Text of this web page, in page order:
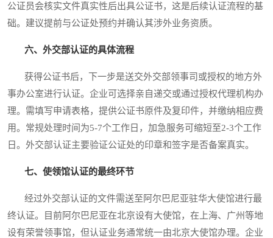
公证员会核实文件真实性后出具公证书，这是后续认证流程的基
础。建议提前与公证处预约并确认其涉外业务资质。
六、外交部认证的具体流程
获得公证书后，下一步是送交外交部领事司或授权的地方外
事办公室进行认证。企业可选择亲自递交或通过授权代理机构办
理。需填写申请表格，提供公证书原件及复印件，并缴纳相应费
用。常规处理时间为5-7个工作日，加急服务可缩短至2-3个工作
日。外交部认证主要验证公证处的印章和签字是否备案真实。
七、使领馆认证的最终环节
经过外交部认证的文件需送至阿尔巴尼亚驻华大使馆进行最
终认证。目前阿尔巴尼亚在北京设有大使馆，在上海、广州等地
设有荣誉领事馆，但认证业务通常统一由北京大使馆办理。企业